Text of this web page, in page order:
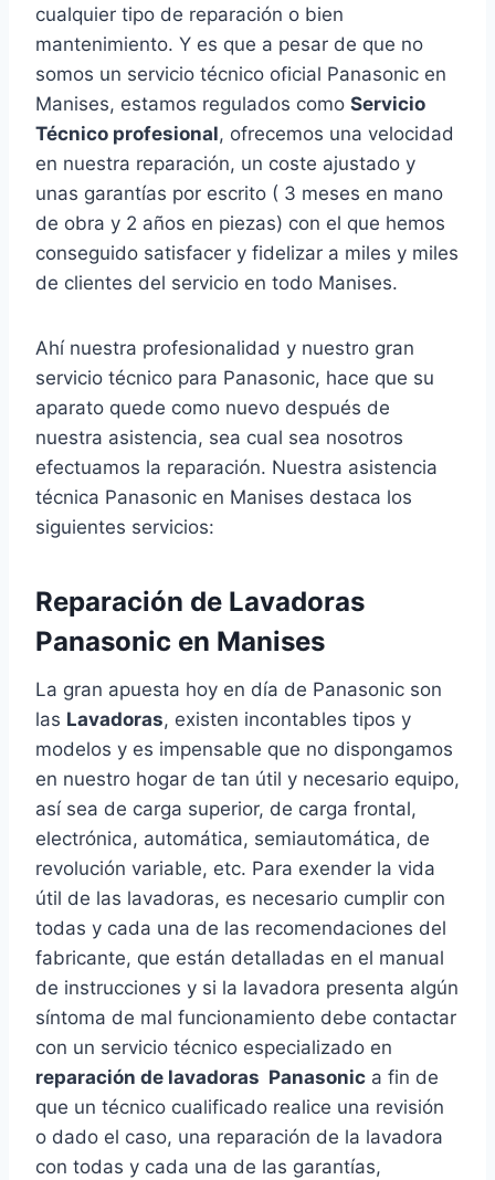
cualquier tipo de reparación o bien
mantenimiento. Y es que a pesar de que no
somos un servicio técnico oficial Panasonic en
Manises, estamos regulados como Servicio
Técnico profesional, ofrecemos una velocidad
en nuestra reparación, un coste ajustado y
unas garantías por escrito ( 3 meses en mano
de obra y 2 años en piezas) con el que hemos
conseguido satisfacer y fidelizar a miles y miles
de clientes del servicio en todo Manises.
Ahí nuestra profesionalidad y nuestro gran
servicio técnico para Panasonic, hace que su
aparato quede como nuevo después de
nuestra asistencia, sea cual sea nosotros
efectuamos la reparación. Nuestra asistencia
técnica Panasonic en Manises destaca los
siguientes servicios:
Reparación de Lavadoras
Panasonic en Manises
La gran apuesta hoy en día de Panasonic son
las Lavadoras, existen incontables tipos y
modelos y es impensable que no dispongamos
en nuestro hogar de tan útil y necesario equipo,
así sea de carga superior, de carga frontal,
electrónica, automática, semiautomática, de
revolución variable, etc. Para exender la vida
útil de las lavadoras, es necesario cumplir con
todas y cada una de las recomendaciones del
fabricante, que están detalladas en el manual
de instrucciones y si la lavadora presenta algún
síntoma de mal funcionamiento debe contactar
con un servicio técnico especializado en
reparación de lavadoras Panasonic a fin de
que un técnico cualificado realice una revisión
o dado el caso, una reparación de la lavadora
con todas y cada una de las garantías,